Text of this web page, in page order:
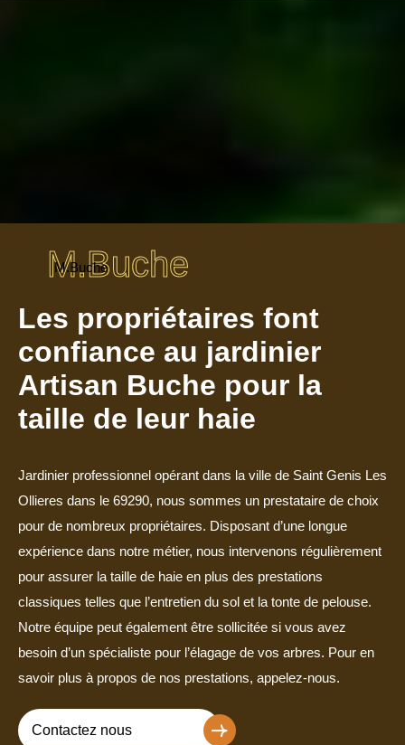
M.Buche
M.Buche
Les propriétaires font
confiance au jardinier
Artisan Buche pour la
taille de leur haie
Jardinier professionnel opérant dans la ville de Saint Genis Les
Ollieres dans le 69290, nous sommes un prestataire de choix
pour de nombreux propriétaires. Disposant d’une longue
expérience dans notre métier, nous intervenons régulièrement
pour assurer la taille de haie en plus des prestations
classiques telles que l’entretien du sol et la tonte de pelouse.
Notre équipe peut également être sollicitée si vous avez
besoin d’un spécialiste pour l’élagage de vos arbres. Pour en
savoir plus à propos de nos prestations, appelez-nous.
Contactez nous